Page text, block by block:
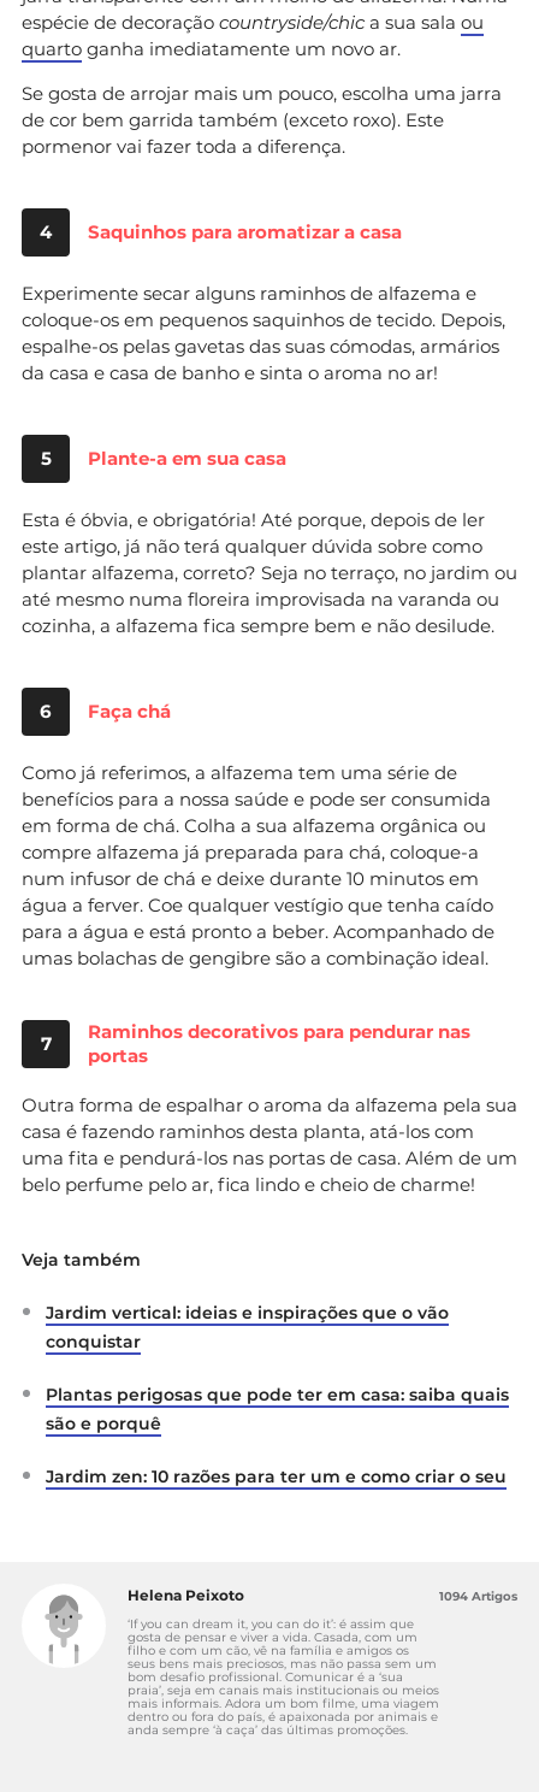
espécie de decoração countryside/chic a sua sala ou
quarto ganha imediatamente um novo ar.
Se gosta de arrojar mais um pouco, escolha uma jarra
de cor bem garrida também (exceto roxo). Este
pormenor vai fazer toda a diferença.
4 Saquinhos para aromatizar a casa
Experimente secar alguns raminhos de alfazema e
coloque-os em pequenos saquinhos de tecido. Depois,
espalhe-os pelas gavetas das suas cómodas, armários
da casa e casa de banho e sinta o aroma no ar!
5 Plante-a em sua casa
Esta é óbvia, e obrigatória! Até porque, depois de ler
este artigo, já não terá qualquer dúvida sobre como
plantar alfazema, correto? Seja no terraço, no jardim ou
até mesmo numa floreira improvisada na varanda ou
cozinha, a alfazema fica sempre bem e não desilude.
6 Faça chá
Como já referimos, a alfazema tem uma série de
benefícios para a nossa saúde e pode ser consumida
em forma de chá. Colha a sua alfazema orgânica ou
compre alfazema já preparada para chá, coloque-a
num infusor de chá e deixe durante 10 minutos em
água a ferver. Coe qualquer vestígio que tenha caído
para a água e está pronto a beber. Acompanhado de
umas bolachas de gengibre são a combinação ideal.
7
Raminhos decorativos para pendurar nas
portas
Outra forma de espalhar o aroma da alfazema pela sua
casa é fazendo raminhos desta planta, atá-los com
uma fita e pendurá-los nas portas de casa. Além de um
belo perfume pelo ar, fica lindo e cheio de charme!
Veja também
Jardim vertical: ideias e inspirações que o vão
conquistar
Plantas perigosas que pode ter em casa: saiba quais
são e porquê
Jardim zen: 10 razões para ter um e como criar o seu
Helena Peixoto
‘If you can dream it, you can do it’: é assim que
gosta de pensar e viver a vida. Casada, com um
filho e com um cão, vê na família e amigos os
seus bens mais preciosos, mas não passa sem um
bom desafio profissional. Comunicar é a ‘sua
praia’, seja em canais mais institucionais ou meios
mais informais. Adora um bom filme, uma viagem
dentro ou fora do país, é apaixonada por animais e
anda sempre ‘à caça’ das últimas promoções.
1094 Artigos